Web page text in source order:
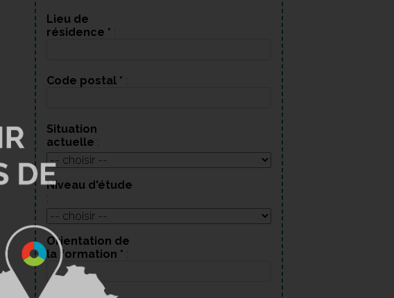
Lieu de
résidence * :
Code postal * :
Situation
actuelle :
Niveau d'étude
:
Orientation de
la formation * :